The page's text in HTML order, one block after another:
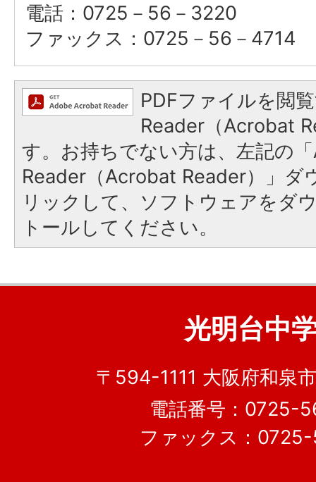
電話：0725－56－3220
ファックス：0725－56－4714
PDFファイルを閲
Reader（Acrobat
す。お持ちでない方は、左記の
Reader（Acrobat Reader）」ダ
リックして、ソフトウェアをダ
トールしてください。
光明台中
〒594-1111 大阪府和泉
電話番号：0725-
ファックス：